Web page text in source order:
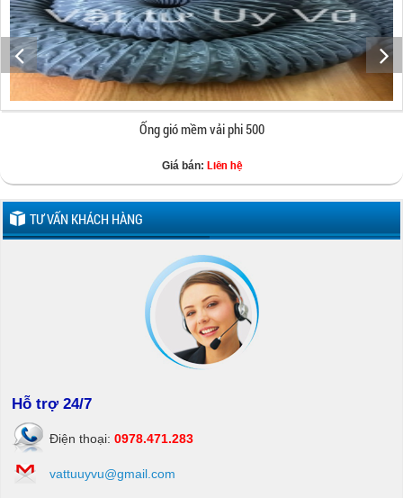
Ống gió mềm vải phi 500
Giá bán: Liên hệ
TƯ VẤN KHÁCH HÀNG
Hỗ trợ 24/7
Điện thoại: 0978.471.283
vattuuyvu@gmail.com